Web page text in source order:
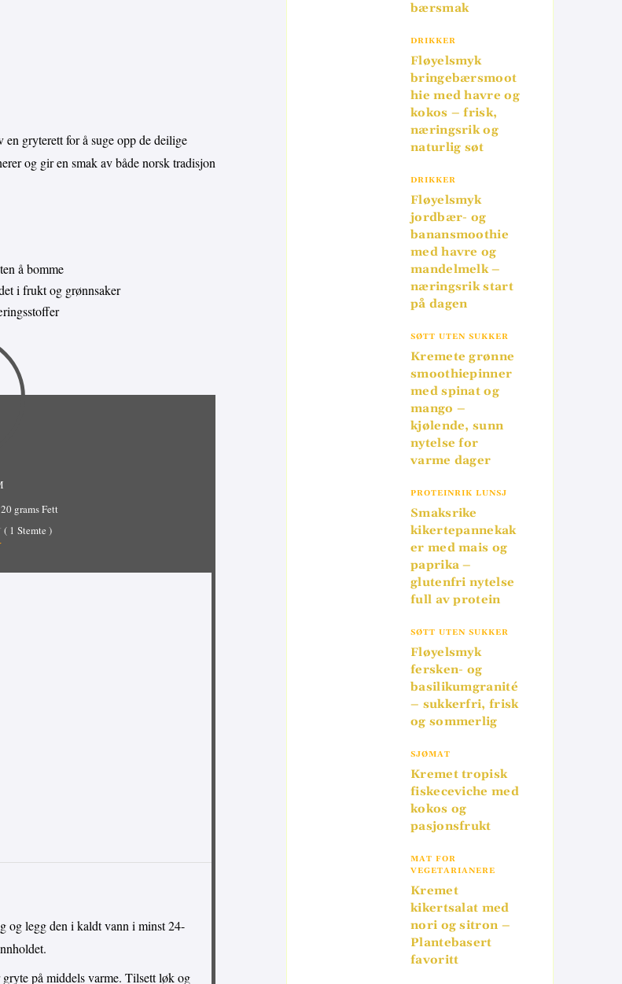
gryterett for å suge opp de deilige
og gir en smak av både norsk tradisjon
å bomme
i frukt og grønnsaker
20 grams Fett
( 1 Stemte )
og legg den i kaldt vann i minst 24-
på middels varme. Tilsett løk og
bærsmak
DRIKKER
Fløyelsmyk
bringebærsmoot
hie med havre og
kokos – frisk,
næringsrik og
naturlig søt
DRIKKER
Fløyelsmyk
jordbær- og
banansmoothie
med havre og
mandelmelk –
næringsrik start
på dagen
SØTT UTEN SUKKER
Kremete grønne
smoothiepinner
med spinat og
mango –
kjølende, sunn
nytelse for
varme dager
PROTEINRIK LUNSJ
Smaksrike
kikertepannekak
er med mais og
paprika –
glutenfri nytelse
full av protein
SØTT UTEN SUKKER
Fløyelsmyk
fersken- og
basilikumgranité
– sukkerfri, frisk
og sommerlig
SJØMAT
Kremet tropisk
fiskeceviche med
kokos og
pasjonsfrukt
MAT FOR
VEGETARIANERE
Kremet
kikertsalat med
nori og sitron –
Plantebasert
favoritt